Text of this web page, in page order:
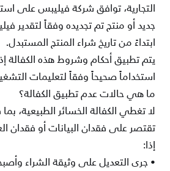
التجارية، توافق شركة فيليبس على
جديد أو منتج تمتجديده وفقاً لتقدير
ابتداءً من تاريخ شراء المنتج المستبدل.
يتم تطبيق أحكام وشروط هذه الكفالة
استخداماً صحيحاً وفقاً لتعليمات
ما هي حالات عدم تطبيق الكفالة؟
لا تغطي الكفالة الخسائر الطبيعية،
تقتصر على فقدان البيانات أو فقدان
إذا:
•جرى التعديل على وثيقة الشراء